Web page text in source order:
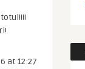
at 12:27